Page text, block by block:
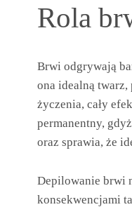
Rola
Brwi odgrywają
ona idealną
życzenia, cały
permanentny,
oraz sprawia, że
Depilowanie brwi
konsekwencjami